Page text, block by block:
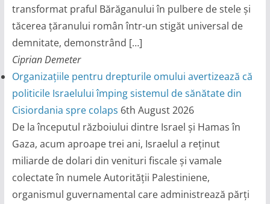
transformat praful Bărăganului în pulbere de stele și
tăcerea țăranului român într-un stigăt universal de
demnitate, demonstrând […]
Ciprian Demeter
Organizațiile pentru drepturile omului avertizează că
politicile Israelului împing sistemul de sănătate din
Cisiordania spre colaps 6th August 2026
De la începutul războiului dintre Israel și Hamas în
Gaza, acum aproape trei ani, Israelul a reținut
miliarde de dolari din venituri fiscale și vamale
colectate în numele Autorității Palestiniene,
organismul guvernamental care administrează părți